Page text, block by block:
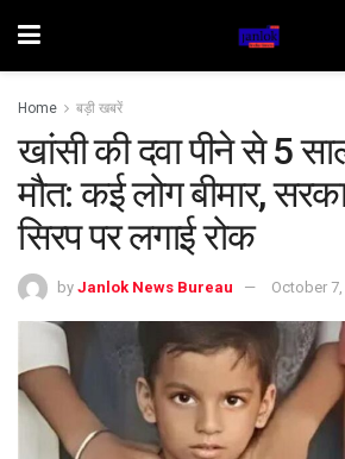
Home बड़ी खबरें
खांसी की दवा पीने से 5
मौत: कई लोग बीमार,
सिरप पर लगाई रोक
by Janlok News Bureau October